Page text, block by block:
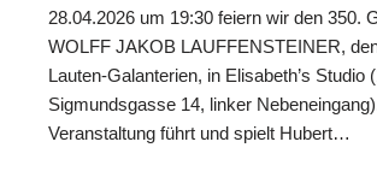
28.04.2026 um 19:30 feiern wir den 350.
WOLFF JAKOB LAUFFENSTEINER,
Lauten-Galanterien, in Elisabeth’s Studio
Sigmundsgasse 14, linker
Veranstaltung führt und spielt Hubert…